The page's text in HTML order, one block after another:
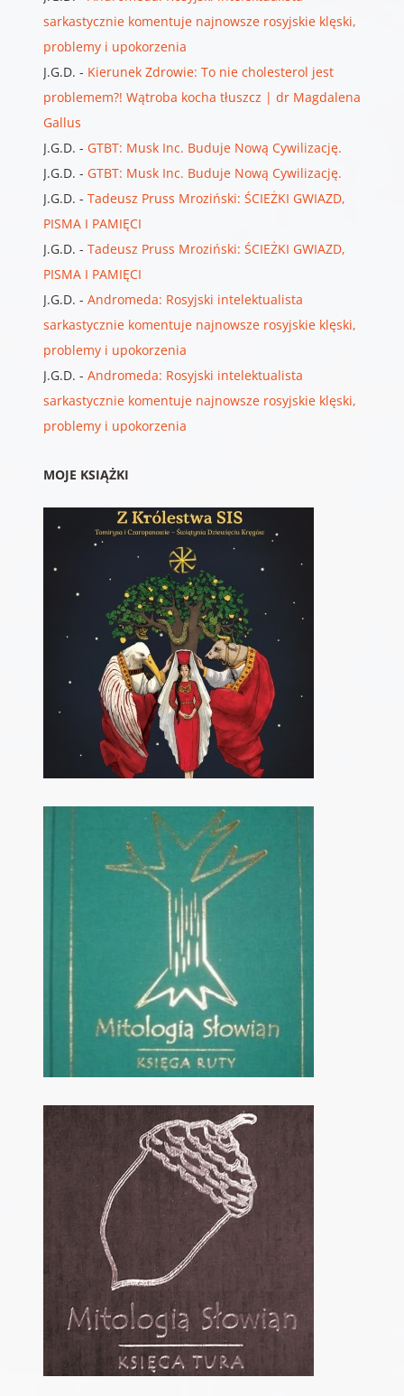
sarkastycznie komentuje najnowsze rosyjskie klęski,
problemy i upokorzenia
J.G.D. - Kierunek Zdrowie: To nie cholesterol jest
problemem?! Wątroba kocha tłuszcz | dr Magdalena
Gallus
J.G.D. - GTBT: Musk Inc. Buduje Nową Cywilizację.
J.G.D. - GTBT: Musk Inc. Buduje Nową Cywilizację.
J.G.D. - Tadeusz Pruss Mroziński: ŚCIEŻKI GWIAZD,
PISMA I PAMIĘCI
J.G.D. - Tadeusz Pruss Mroziński: ŚCIEŻKI GWIAZD,
PISMA I PAMIĘCI
J.G.D. - Andromeda: Rosyjski intelektualista
sarkastycznie komentuje najnowsze rosyjskie klęski,
problemy i upokorzenia
J.G.D. - Andromeda: Rosyjski intelektualista
sarkastycznie komentuje najnowsze rosyjskie klęski,
problemy i upokorzenia
MOJE KSIĄŻKI